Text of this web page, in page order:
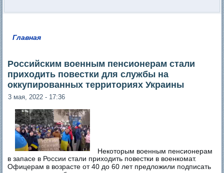
Главная
Российским военным пенсионерам стали
приходить повестки для службы на
оккупированных территориях Украины
3 мая, 2022 - 17:36
Некоторым военным пенсионерам
в запасе в России стали приходить повестки в военкомат.
Офицерам в возрасте от 40 до 60 лет предложили подписать